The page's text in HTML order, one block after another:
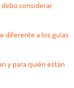
debo considerar
diferente a los guías
y para quién están